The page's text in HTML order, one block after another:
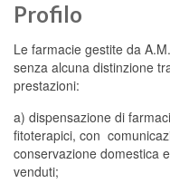
Profilo
Le farmacie gestite da
senza alcuna distinzione
prestazioni:
a) dispensazione di
fitoterapici, con
conservazione domestica
venduti;